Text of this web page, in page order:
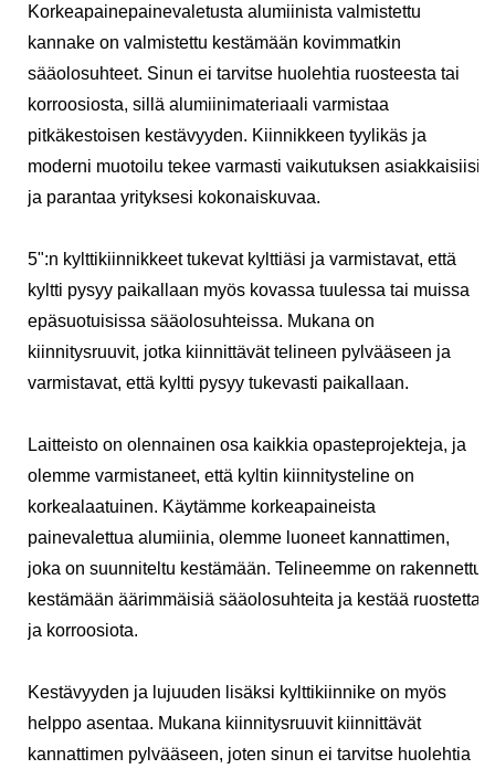
Korkeapainepainevaletusta alumiinista valmistettu
kannake on valmistettu kestämään kovimmatkin
sääolosuhteet. Sinun ei tarvitse huolehtia ruosteesta tai
korroosiosta, sillä alumiinimateriaali varmistaa
pitkäkestoisen kestävyyden. Kiinnikkeen tyylikäs ja
moderni muotoilu tekee varmasti vaikutuksen asiakkaisiisi
ja parantaa yrityksesi kokonaiskuvaa.
5":n kylttikiinnikkeet tukevat kylttiäsi ja varmistavat, että
kyltti pysyy paikallaan myös kovassa tuulessa tai muissa
epäsuotuisissa sääolosuhteissa. Mukana on
kiinnitysruuvit, jotka kiinnittävät telineen pylvääseen ja
varmistavat, että kyltti pysyy tukevasti paikallaan.
Laitteisto on olennainen osa kaikkia opasteprojekteja, ja
olemme varmistaneet, että kyltin kiinnitysteline on
korkealaatuinen. Käytämme korkeapaineista
painevalettua alumiinia, olemme luoneet kannattimen,
joka on suunniteltu kestämään. Telineemme on rakennettu
kestämään äärimmäisiä sääolosuhteita ja kestää ruostetta
ja korroosiota.
Kestävyyden ja lujuuden lisäksi kylttikiinnike on myös
helppo asentaa. Mukana kiinnitysruuvit kiinnittävät
kannattimen pylvääseen, joten sinun ei tarvitse huolehtia